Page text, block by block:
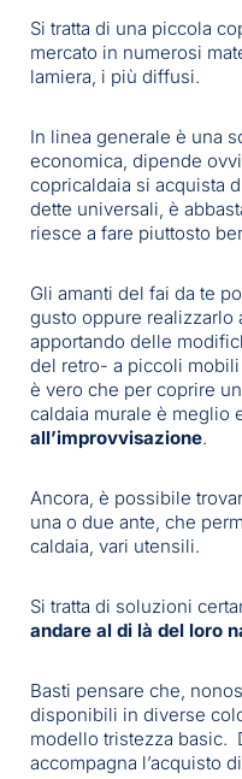
Si tratta di una piccola
mercato in numerosi
lamiera, i più diffusi.
In linea generale è una
economica, dipende
copricaldaia si acquista
dette universali, è
riesce a fare piuttosto
Gli amanti del fai da te
gusto oppure realizzarlo
apportando delle
del retro- a piccoli
è vero che per coprire
caldaia murale è meglio
all’improvvisazione.
Ancora, è possibile
una o due ante, che
caldaia, vari utensili.
Si tratta di soluzioni
andare al di là del loro
Basti pensare che,
disponibili in diverse
modello tristezza basic.
accompagna l’acquisto